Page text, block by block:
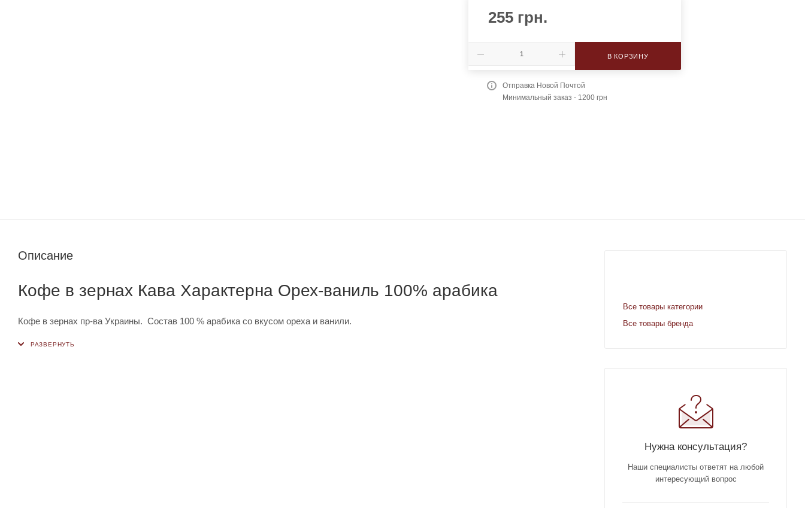
255 грн.
В КОРЗИНУ
Отправка Новой Почтой
Минимальный заказ - 1200 грн
Описание
Кофе в зернах Кава Характерна Орех-ваниль 100% арабика
Кофе в зернах пр-ва Украины. Состав 100 % арабика со вкусом ореха и ванили.
Все товары категории
Все товары бренда
Нужна консультация?
Наши специалисты ответят на любой
интересующий вопрос